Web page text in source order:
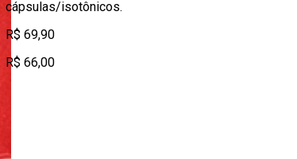
cápsulas/isotônicos.
R$ 69,90
R$ 66,00